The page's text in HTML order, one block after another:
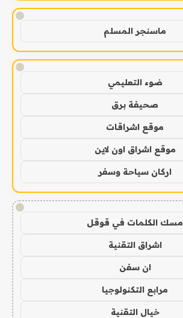
!
ماسنجر المسلم
!
ضوء التعليمي
صحيفة برق
موقع اشراقات
موقع اشراق اون لاين
اركان سياحة وسفر
!
مسك الكلمات في قوقل
اشراق التقنية
ان سفن
مرابع التكنولوجيا
خيال التقنية